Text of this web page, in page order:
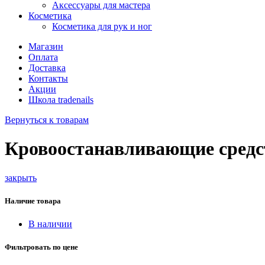
Аксессуары для мастера
Косметика
Косметика для рук и ног
Магазин
Оплата
Доставка
Контакты
Акции
Школа tradenails
Вернуться к товарам
Кровоостанавливающие
закрыть
Наличие товара
В наличии
Фильтровать по цене